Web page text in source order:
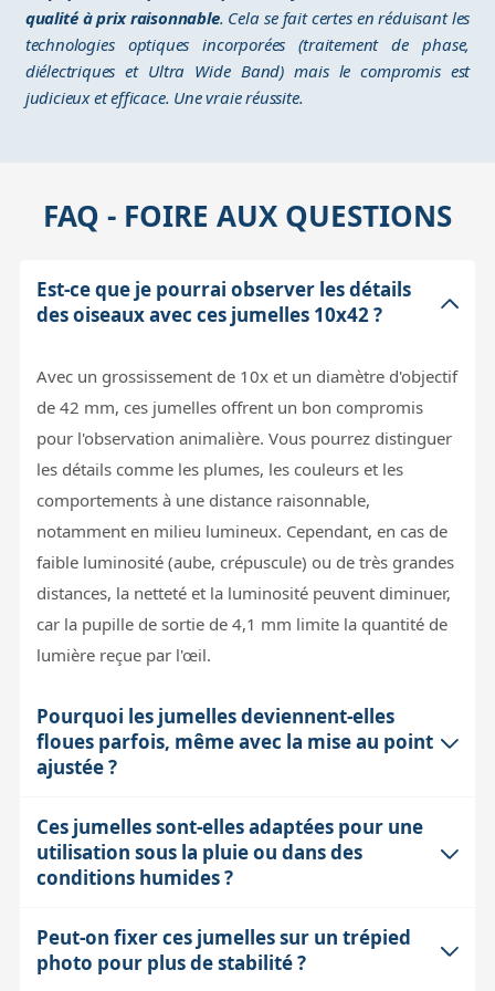
qualité à prix raisonnable. Cela se fait certes en réduisant les
technologies optiques incorporées (traitement de phase,
diélectriques et Ultra Wide Band) mais le compromis est
judicieux et efficace. Une vraie réussite.
FAQ - FOIRE AUX QUESTIONS
Est-ce que je pourrai observer les détails
des oiseaux avec ces jumelles 10x42 ?
Avec un grossissement de 10x et un diamètre d'objectif
de 42 mm, ces jumelles offrent un bon compromis
pour l'observation animalière. Vous pourrez distinguer
les détails comme les plumes, les couleurs et les
comportements à une distance raisonnable,
notamment en milieu lumineux. Cependant, en cas de
faible luminosité (aube, crépuscule) ou de très grandes
distances, la netteté et la luminosité peuvent diminuer,
car la pupille de sortie de 4,1 mm limite la quantité de
lumière reçue par l'œil.
Pourquoi les jumelles deviennent-elles
floues parfois, même avec la mise au point
ajustée ?
La netteté peut être affectée par plusieurs facteurs : la
turbulence atmosphérique (chaleur, vent), les
vibrations de la main, ou une mise au point
ces effets. Le système de mise au point central des
Ces jumelles sont-elles adaptées pour une
utilisation sous la pluie ou dans des
conditions humides ?
Oui, elles sont étanches selon la norme IPX7, ce qui
signifie qu'elles supportent une immersion temporaire
Peut-on fixer ces jumelles sur un trépied
photo pour plus de stabilité ?